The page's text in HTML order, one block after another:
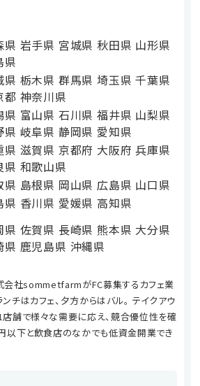
県 岩手県 宮城県 秋田県 山形県
県
県 栃木県 群馬県 埼玉県 千葉県
都 神奈川県
県 富山県 石川県 福井県 山梨県
県 岐阜県 静岡県 愛知県
県 滋賀県 京都府 大阪府 兵庫県
県 和歌山県
県 島根県 岡山県 広島県 山口県
県 香川県 愛媛県 高知県
県 佐賀県 長崎県 熊本県 大分県
県 鹿児島県 沖縄県
社sommetfarmがFC募集するカフェ業
ンチはカフェ、夕方からはバル。 テイクアウ
1店舗で様々な需要に応え、競合優位性を確
以下と飲食店のなかでも低資金開業でき